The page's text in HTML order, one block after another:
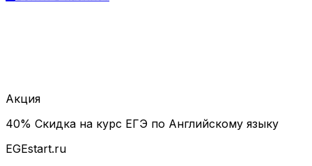
Акция
40% Скидка на курс ЕГЭ по Английскому языку
EGEstart.ru